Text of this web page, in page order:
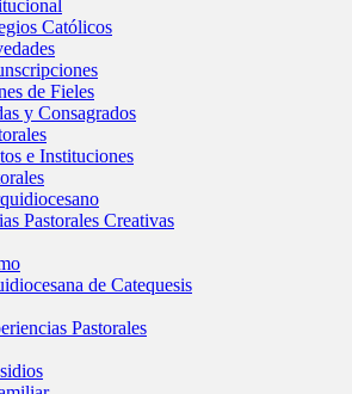
Católicos
de Fieles
y Consagrados
e Instituciones
Pastorales Creativas
de Catequesis
Pastorales